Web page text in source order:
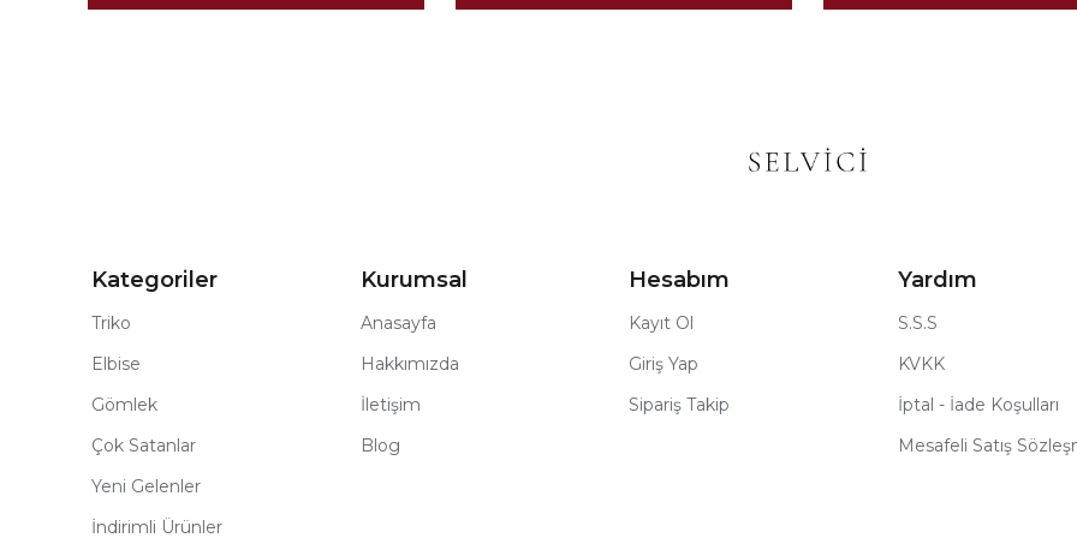
Kategoriler
Triko
Elbise
Gömlek
Çok Satanlar
Yeni Gelenler
İndirimli Ürünler
Kurumsal
Anasayfa
Hakkımızda
İletişim
Blog
Hesabım
Kayıt Ol
Giriş Yap
Sipariş Takip
Yardım
S.S.S
KVKK
İptal - İade Koşulları
Mesafeli Satış